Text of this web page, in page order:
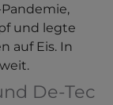
und legte
auf Eis. In
De-Tec